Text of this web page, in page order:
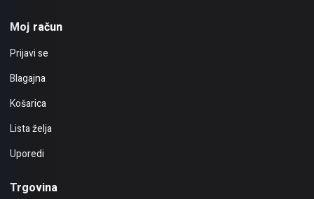
Moj račun
Prijavi se
Blagajna
Košarica
Lista želja
Uporedi
Trgovina